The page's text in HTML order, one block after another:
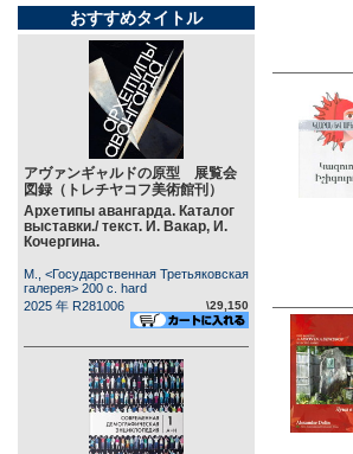
おすすめタイトル
アヴァンギャルドの原型 展覧会
図録（トレチヤコフ美術館刊）
Архетипы авангарда. Каталог
выставки./ текст. И. Вакар, И.
Кочергина.
М., <Государственная Третьяковская
галерея> 200 c. hard
2025 年 R281006
\29,150